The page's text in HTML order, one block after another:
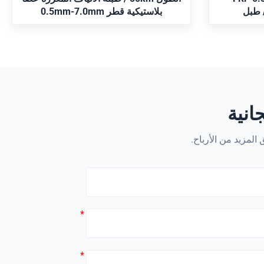
بلاستيكية قطر 0.5mm-7.0mm
50km/drum, which makes it an ideal
material for many applications. Its high
من الأرباح.
*
*